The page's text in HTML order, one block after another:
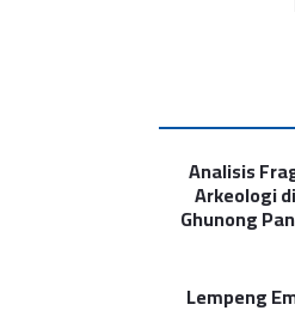
Analisis
Arkeologi
Ghunong
Lempeng